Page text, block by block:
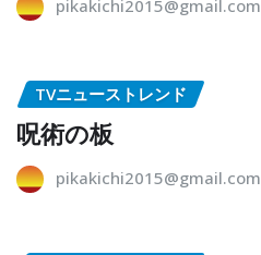
pikakichi2015@gmail.com
TVニューストレンド
呪術の板
pikakichi2015@gmail.com